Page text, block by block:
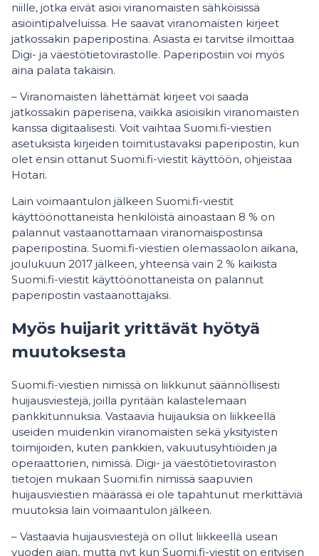
niille, jotka eivät asioi viranomaisten sähköisissä
asiointipalveluissa. He saavat viranomaisten kirjeet
jatkossakin paperipostina. Asiasta ei tarvitse ilmoittaa
Digi- ja väestötietovirastolle. Paperipostiin voi myös
aina palata takaisin.
– Viranomaisten lähettämät kirjeet voi saada
jatkossakin paperisena, vaikka asioisikin viranomaisten
kanssa digitaalisesti. Voit vaihtaa Suomi.fi-viestien
asetuksista kirjeiden toimitustavaksi paperipostin, kun
olet ensin ottanut Suomi.fi-viestit käyttöön, ohjeistaa
Hotari.
Lain voimaantulon jälkeen Suomi.fi-viestit
käyttöönottaneista henkilöistä ainoastaan 8 % on
palannut vastaanottamaan viranomaispostinsa
paperipostina. Suomi.fi-viestien olemassaolon aikana,
joulukuun 2017 jälkeen, yhteensä vain 2 % kaikista
Suomi.fi-viestit käyttöönottaneista on palannut
paperipostin vastaanottajaksi.
Myös huijarit yrittävät hyötyä
muutoksesta
Suomi.fi-viestien nimissä on liikkunut säännöllisesti
huijausviestejä, joilla pyritään kalastelemaan
pankkitunnuksia. Vastaavia huijauksia on liikkeellä
useiden muidenkin viranomaisten sekä yksityisten
toimijoiden, kuten pankkien, vakuutusyhtiöiden ja
operaattorien, nimissä. Digi- ja väestötietoviraston
tietojen mukaan Suomi.fin nimissä saapuvien
huijausviestien määrässä ei ole tapahtunut merkittäviä
muutoksia lain voimaantulon jälkeen.
– Vastaavia huijausviestejä on ollut liikkeellä usean
vuoden ajan, mutta nyt kun Suomi.fi-viestit on erityisen